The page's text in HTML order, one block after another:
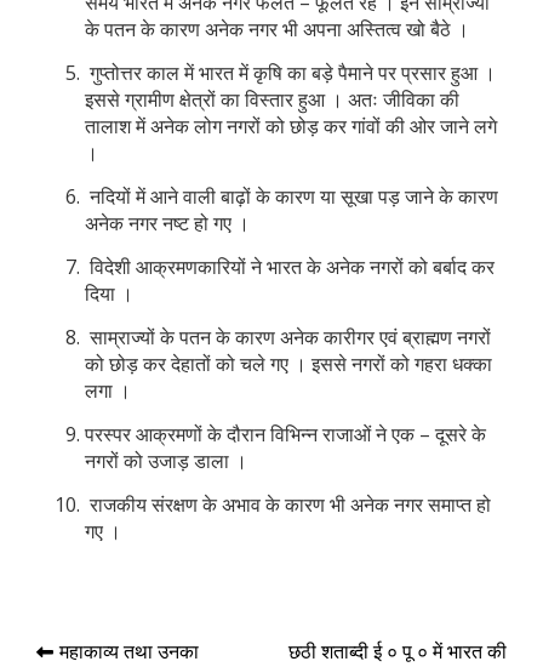
के पतन के कारण अनेक नगर भी अपना अस्तित्व खो बैठे ।
गुप्तोत्तर काल में भारत में कृषि का बड़े पैमाने पर प्रसार हुआ ।
इससे ग्रामीण क्षेत्रों का विस्तार हुआ । अतः जीविका की
तालाश में अनेक लोग नगरों को छोड़ कर गांवों की ओर जाने लगे
।
नदियों में आने वाली बाढ़ों के कारण या सूखा पड़ जाने के कारण
अनेक नगर नष्ट हो गए ।
विदेशी आक्रमणकारियों ने भारत के अनेक नगरों को बर्बाद कर
दिया ।
साम्राज्यों के पतन के कारण अनेक कारीगर एवं ब्राह्मण नगरों
को छोड़ कर देहातों को चले गए । इससे नगरों को गहरा धक्का
लगा ।
परस्पर आक्रमणों के दौरान विभिन्न राजाओं ने एक – दूसरे के
नगरों को उजाड़ डाला ।
राजकीय संरक्षण के अभाव के कारण भी अनेक नगर समाप्त हो
गए ।
Post
महाकाव्य तथा उनका
छठी शताब्दी ई ० पू ० में भारत की